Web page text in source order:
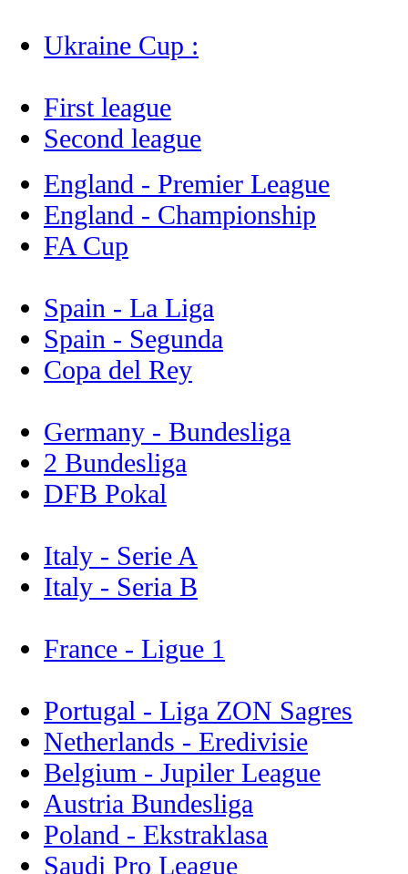
Ukraine Cup :
First league
Second league
England - Premier League
England - Championship
FA Cup
Spain - La Liga
Spain - Segunda
Copa del Rey
Germany - Bundesliga
2 Bundesliga
DFB Pokal
Italy - Serie A
Italy - Seria B
France - Ligue 1
Portugal - Liga ZON Sagres
Netherlands - Eredivisie
Belgium - Jupiler League
Austria Bundesliga
Poland - Ekstraklasa
Saudi Pro League